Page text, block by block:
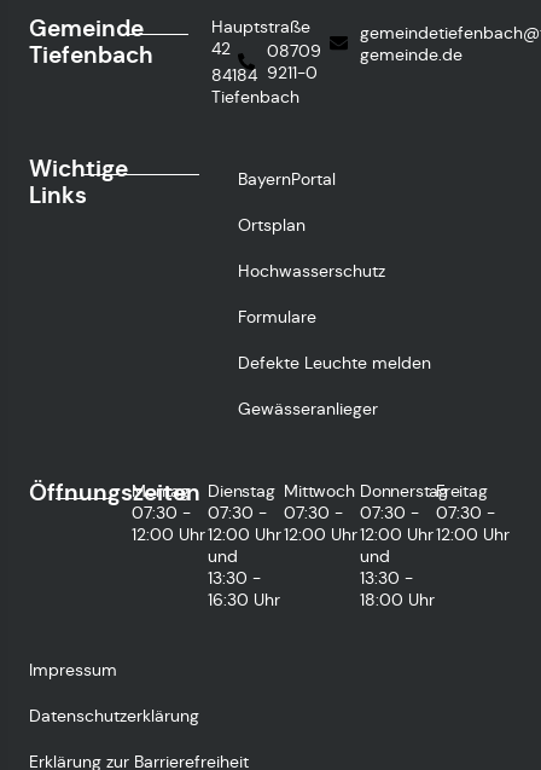
Gemeinde
Tiefenbach
Hauptstraße
42
84184
Tiefenbach
08709
9211-0
gemeinde.de
Wichtige
Links
BayernPortal
Ortsplan
Hochwasserschutz
Formulare
Defekte Leuchte melden
Gewässeranlieger
Öffnungszeiten
Montag
07:30 -
12:00 Uhr
Dienstag
07:30 -
12:00 Uhr
und
13:30 -
16:30 Uhr
Mittwoch
07:30 -
12:00 Uhr
Donnerstag
07:30 -
12:00 Uhr
und
13:30 -
18:00 Uhr
Freitag
07:30 -
12:00 Uhr
Impressum
Datenschutzerklärung
Erklärung zur Barrierefreiheit